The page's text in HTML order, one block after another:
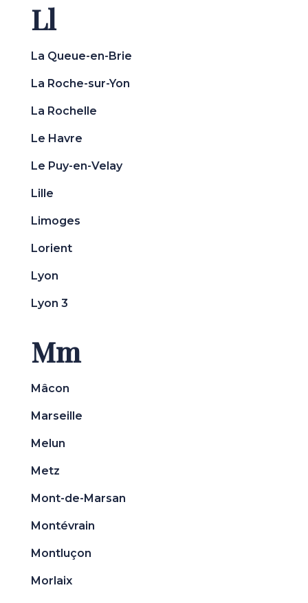
Ll
La Queue-en-Brie
La Roche-sur-Yon
La Rochelle
Le Havre
Le Puy-en-Velay
Lille
Limoges
Lorient
Lyon
Lyon 3
Mm
Mâcon
Marseille
Melun
Metz
Mont-de-Marsan
Montévrain
Montluçon
Morlaix